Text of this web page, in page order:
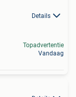
Details
Topadvertentie
Vandaag